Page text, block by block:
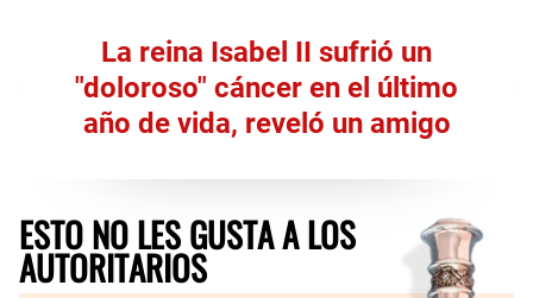
La reina Isabel II sufrió un
"doloroso" cáncer en el último
año de vida, reveló un amigo
ESTO NO LES GUSTA A LOS
AUTORITARIOS